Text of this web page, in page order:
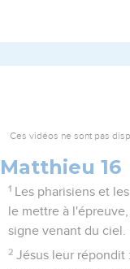
Ces vidéos ne sont pas
Matthieu 16
1 Les pharisiens et
le mettre à
signe venant du ciel.
2 Jésus leur répondit